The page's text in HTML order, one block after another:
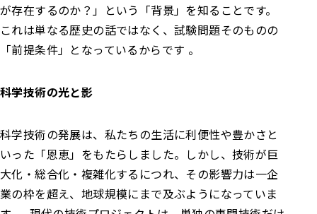
が存在するのか？」という「背景」を知ることです。
これは単なる歴史の話ではなく、試験問題そのものの
「前提条件」となっているからです 。
科学技術の光と影
科学技術の発展は、私たちの生活に利便性や豊かさと
いった「恩恵」をもたらしました。しかし、技術が巨
大化・総合化・複雑化するにつれ、その影響力は一企
業の枠を超え、地球規模にまで及ぶようになっていま